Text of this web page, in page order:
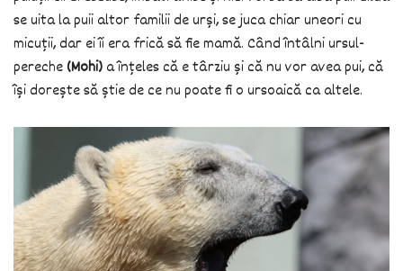
se uita la puii altor familii de urși, se juca chiar uneori cu
micuții, dar ei îi era frică să fie mamă. Când întâlni ursul-
pereche (Mohi) a înțeles că e târziu și că nu vor avea pui, că
își dorește să știe de ce nu poate fi o ursoaică ca altele.